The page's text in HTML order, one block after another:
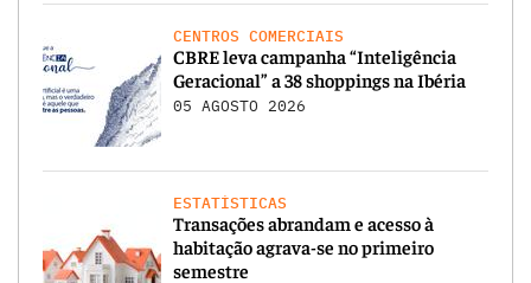
CENTROS COMERCIAIS
CBRE leva campanha “Inteligência
Geracional” a 38 shoppings na Ibéria
05 AGOSTO 2026
ESTATÍSTICAS
Transações abrandam e acesso à
habitação agrava-se no primeiro
semestre